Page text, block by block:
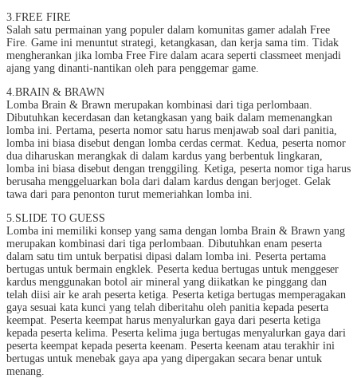
3.FREE FIRE
Salah satu permainan yang populer dalam komunitas gamer adalah Free
Fire. Game ini menuntut strategi, ketangkasan, dan kerja sama tim. Tidak
mengherankan jika lomba Free Fire dalam acara seperti classmeet menjadi
ajang yang dinanti-nantikan oleh para penggemar game.
4.BRAIN & BRAWN
Lomba Brain & Brawn merupakan kombinasi dari tiga perlombaan.
Dibutuhkan kecerdasan dan ketangkasan yang baik dalam memenangkan
lomba ini. Pertama, peserta nomor satu harus menjawab soal dari panitia,
lomba ini biasa disebut dengan lomba cerdas cermat. Kedua, peserta nomor
dua diharuskan merangkak di dalam kardus yang berbentuk lingkaran,
lomba ini biasa disebut dengan trenggiling. Ketiga, peserta nomor tiga harus
berusaha menggeluarkan bola dari dalam kardus dengan berjoget. Gelak
tawa dari para penonton turut memeriahkan lomba ini.
5.SLIDE TO GUESS
Lomba ini memiliki konsep yang sama dengan lomba Brain & Brawn yang
merupakan kombinasi dari tiga perlombaan. Dibutuhkan enam peserta
dalam satu tim untuk berpatisi dipasi dalam lomba ini. Peserta pertama
bertugas untuk bermain engklek. Peserta kedua bertugas untuk menggeser
kardus menggunakan botol air mineral yang diikatkan ke pinggang dan
telah diisi air ke arah peserta ketiga. Peserta ketiga bertugas memperagakan
gaya sesuai kata kunci yang telah diberitahu oleh panitia kepada peserta
keempat. Peserta keempat harus menyalurkan gaya dari peserta ketiga
kepada peserta kelima. Peserta kelima juga bertugas menyalurkan gaya dari
peserta keempat kepada peserta keenam. Peserta keenam atau terakhir ini
bertugas untuk menebak gaya apa yang dipergakan secara benar untuk
menang.